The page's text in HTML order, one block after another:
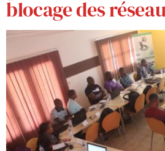
blocage des